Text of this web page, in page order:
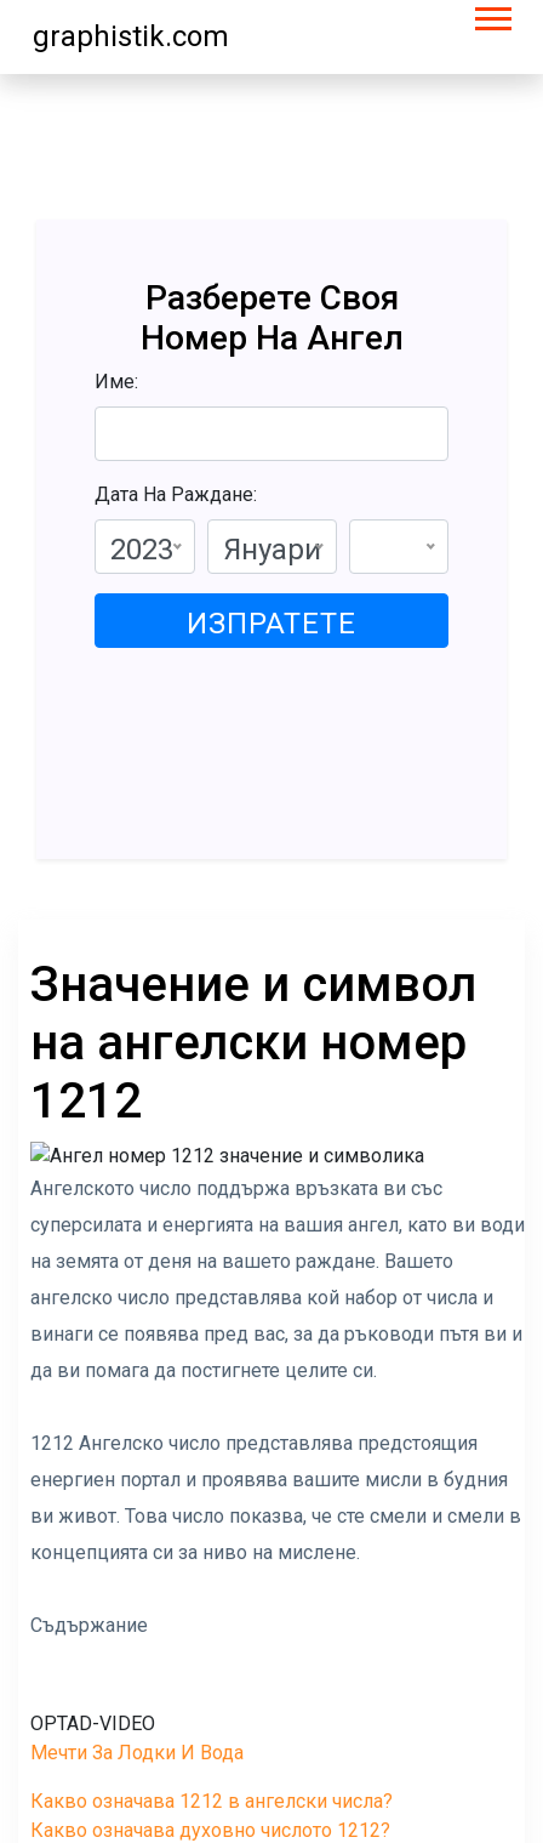
graphistik.com
Разберете Своя
Номер На Ангел
Име:
Дата На Раждане:
2023 Януари
ИЗПРАТЕТЕ
Значение и символ
на ангелски номер
1212
Ангелското число поддържа връзката ви със
суперсилата и енергията на вашия ангел, като ви води
на земята от деня на вашето раждане. Вашето
ангелско число представлява кой набор от числа и
винаги се появява пред вас, за да ръководи пътя ви и
да ви помага да постигнете целите си.
1212 Ангелско число представлява предстоящия
енергиен портал и проявява вашите мисли в будния
ви живот. Това число показва, че сте смели и смели в
концепцията си за ниво на мислене.
Съдържание
OPTAD-VIDEO
Мечти За Лодки И Вода
Какво означава 1212 в ангелски числа?
Какво означава духовно числото 1212?